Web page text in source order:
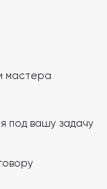
мастера
под вашу задачу